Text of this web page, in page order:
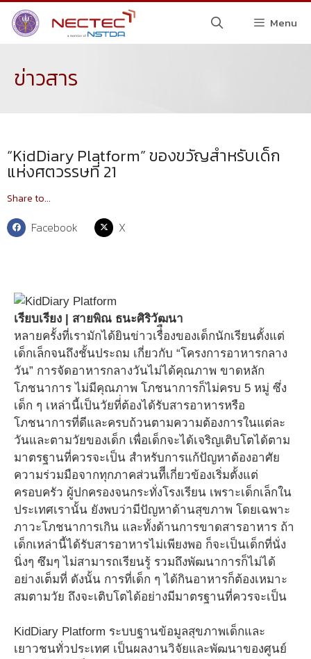
Menu
ข่าวสาร
“KidDiary Platform” ของขวัญสำหรับเด็ก
แห่งศตวรรษที่ 21
Share to...
Facebook X
เรียบเรียง | สายพิณ ธนะศิริวัฒนา
หลายครั้งที่เรามักได้ยินข่าวเรื่ืองของเด็กนักเรียนตั้งแต่
เด็กเล็กจนถึงชั้นประถม เกี่ยวกับ “โครงการอาหารกลาง
วัน” การจัดอาหารกลางวันไม่ได้คุณภาพ ขาดหลัก
โภชนาการ ไม่มีคุณภาพ โภชนาการก็ไม่ครบ 5 หมู่ ซึ่ง
เด็ก ๆ เหล่านี้เป็นวัยที่่ต้องได้รับสารอาหารหรือ
โภชนาการที่ดีและครบถ้วนตามความต้องการในแต่ละ
วันและตามวัยของเด็ก เพื่อเด็กจะได้เจริญเติบโตได้ตาม
มาตรฐานที่ควรจะเป็น สำหรับการแก้ปัญหาต้องอาศัย
ความร่วมมือจากทุกภาคส่วนทีีเกี่ยวข้องเริ่มตั้งแต่
ครอบครัว ผู้ปกครองจนกระทั่งโรงเรียน เพราะเด็กเล็กใน
ประเทศเรานั้น ยังพบว่ามีปัญหาด้านสุขภาพ โดยเฉพาะ
ภาวะโภชนาการเกิน และทั้งด้านการขาดสารอาหาร ถ้า
เด็กเหล่านี้ได้รับสารอาหารไม่เพียงพอ ก็จะเป็นเด็กที่นั่ง
นิ่งๆ ซึมๆ ไม่สามารถเรียนรู้ รวมถึงพัฒนาการก็ไม่ได้
อย่างเต็มที่ ดังนั้น การที่เด็ก ๆ ได้กินอาหารก็ต้องเหมาะ
สมตามวัย ถึงจะเติบโตได้อย่างมีมาตรฐานที่ควรจะเป็น
KidDiary Platform ระบบฐานข้อมูลสุขภาพเด็กและ
เยาวชนทั่วประเทศ เป็นผลงานวิจัยและพัฒนาของศูนย์